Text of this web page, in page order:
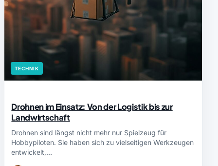
TECHNIK
Drohnen im Einsatz: Von der Logistik bis zur
Landwirtschaft
Drohnen sind längst nicht mehr nur Spielzeug für
Hobbypiloten. Sie haben sich zu vielseitigen Werkzeugen
entwickelt,…